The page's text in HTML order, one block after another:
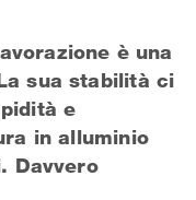
è una
sua stabilità ci
e
in alluminio
Davvero